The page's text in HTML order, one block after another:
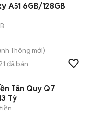
A51 6GB/128GB
Thông mới)
21 đã bán
Tân Quy Q7
Tỷ